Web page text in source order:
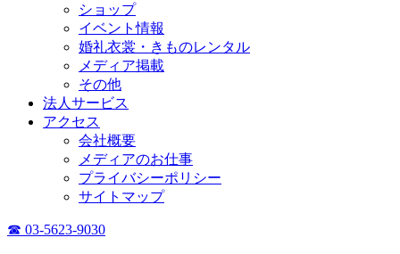
ショップ
イベント情報
婚礼衣裳・きものレンタル
メディア掲載
その他
法人サービス
アクセス
会社概要
メディアのお仕事
プライバシーポリシー
サイトマップ
☎ 03-5623-9030